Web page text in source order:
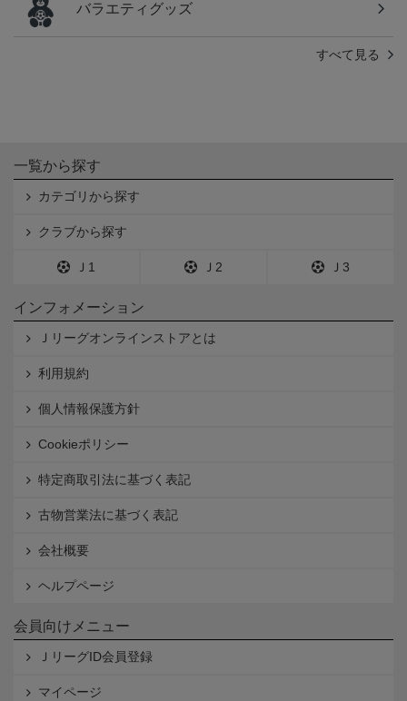
バラエティグッズ
すべて見る
一覧から探す
カテゴリから探す
クラブから探す
Ｊ1 Ｊ2 Ｊ3
インフォメーション
Ｊリーグオンラインストアとは
利用規約
個人情報保護方針
Cookieポリシー
特定商取引法に基づく表記
古物営業法に基づく表記
会社概要
ヘルプページ
会員向けメニュー
ＪリーグID会員登録
マイページ